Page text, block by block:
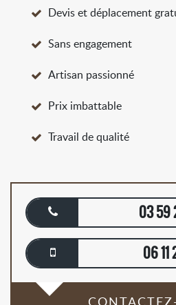
Devis et déplacement
Sans engagement
Artisan passionné
Prix imbattable
Travail de qualité
03 59
06 11